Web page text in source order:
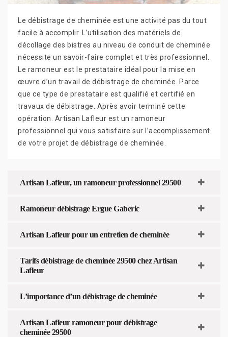
Le débistrage de cheminée est une activité pas du tout
facile à accomplir. L’utilisation des matériels de
décollage des bistres au niveau de conduit de cheminée
nécessite un savoir-faire complet et très professionnel.
Le ramoneur est le prestataire idéal pour la mise en
œuvre d’un travail de débistrage de cheminée. Parce
que ce type de prestataire est qualifié et certifié en
travaux de débistrage. Après avoir terminé cette
opération. Artisan Lafleur est un ramoneur
professionnel qui vous satisfaire sur l’accomplissement
de votre projet de débistrage de cheminée.
Artisan Lafleur, un ramoneur professionnel 29500
Ramoneur débistrage Ergue Gaberic
Artisan Lafleur pour un entretien de cheminée
Tarifs débistrage de cheminée 29500 chez Artisan
Lafleur
L’importance d’un débistrage de cheminée
Artisan Lafleur ramoneur pour débistrage
cheminée 29500